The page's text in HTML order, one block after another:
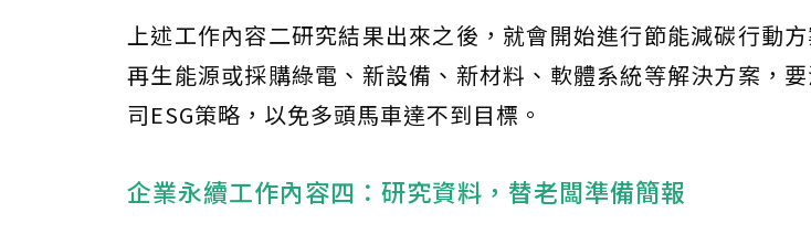
上述工作內容二研究結果出來之後，就會開始進行節能減碳行動
再生能源或採購綠電、新設備、新材料、軟體系統等解決方案，
司ESG策略，以免多頭馬車達不到目標。
企業永續工作內容四：研究資料，替老闆準備簡報